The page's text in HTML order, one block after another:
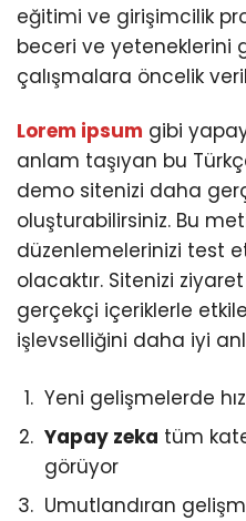
eğitimi ve girişimcilik
beceri ve yeteneklerini
çalışmalara öncelik
Lorem ipsum gibi
anlam taşıyan bu
demo sitenizi daha
oluşturabilirsiniz. Bu
düzenlemelerinizi test
olacaktır. Sitenizi
gerçekçi içeriklerle
işlevselliğini daha iyi
Yeni gelişmelerde
Yapay zeka tüm
görüyor
Umutlandıran